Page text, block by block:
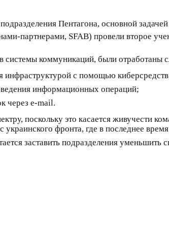
Пентагона, основной
партнерами, SFAB) провели второе
системы коммуникаций, были отработаны
инфраструктурой с помощью
информационных операций;
через e-mail.
поскольку это касается живучести
фронта, где в последнее
заставить подразделения уменьшить